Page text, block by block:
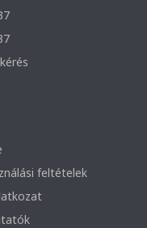
feltételek